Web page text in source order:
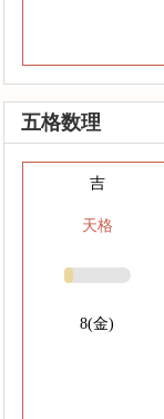
五格数理
吉
天格
8(金)